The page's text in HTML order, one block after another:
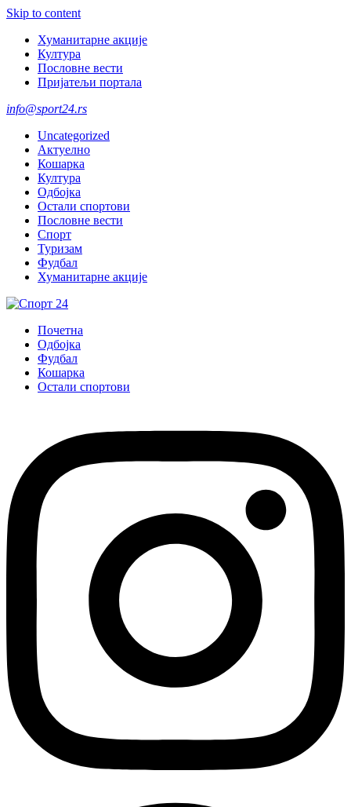
Skip to content
Хуманитарне акције
Култура
Пословне вести
Пријатељи портала
info@sport24.rs
Uncategorized
Актуелно
Кошарка
Култура
Одбојка
Остали спортови
Пословне вести
Спорт
Туризам
Фудбал
Хуманитарне акције
Почетна
Одбојка
Фудбал
Кошарка
Остали спортови